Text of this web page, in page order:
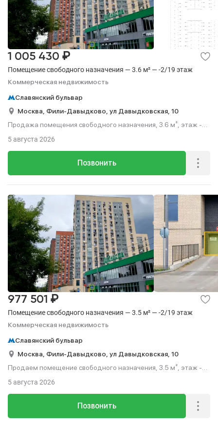
Помещение свободного назначения — 3.6 м² — -2/19 этаж
Коммерческая недвижимость
1 005 430 ₽
Славянский бульвар
Москва, Фили-Давыдково, ул Давыдковская, 10
Продажа помещения свободного назначения, 3.6 м², этаж -2
Позвонить
5 августа 2026
Помещение свободного назначения — 3.5 м² — -2/19 этаж
Коммерческая недвижимость
977 501 ₽
Славянский бульвар
Москва, Фили-Давыдково, ул Давыдковская, 10
Продаем помещение свободного назначения, 3.5 м², этаж -2
Позвонить
5 августа 2026